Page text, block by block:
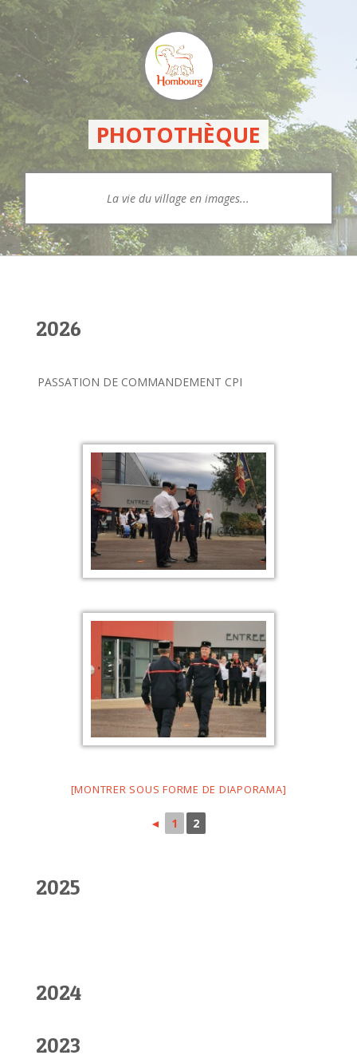
PHOTOTHÈQUE
La vie du village en images...
2026
PASSATION DE COMMANDEMENT CPI
[MONTRER SOUS FORME DE DIAPORAMA]
◄ 1 2
2025
2024
2023